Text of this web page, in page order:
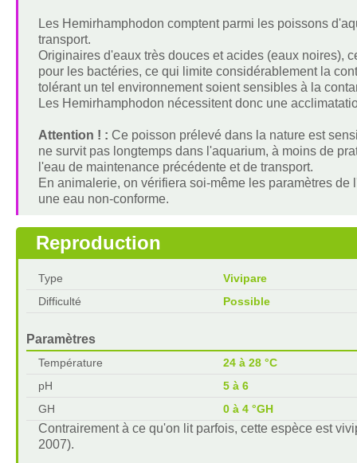
Les Hemirhamphodon comptent parmi les poissons
transport.
Originaires d'eaux très douces et acides (eaux noires),
pour les bactéries, ce qui limite considérablement la
tolérant un tel environnement soient sensibles à la
Les Hemirhamphodon nécessitent donc une
Attention ! : Ce poisson prélevé dans la nature est
ne survit pas longtemps dans l'aquarium, à moins de
l'eau de maintenance précédente et de transport.
En animalerie, on vérifiera soi-même les paramètres
une eau non-conforme.
Reproduction
Type
Vivipare
Difficulté
Possible
Paramètres
Température
24 à 28 °C
pH
5 à 6
GH
0 à 4 °GH
Contrairement à ce qu'on lit parfois, cette espèce est
2007).